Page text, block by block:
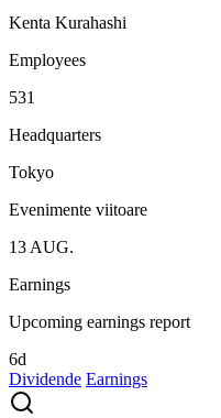
Kenta Kurahashi
Employees
531
Headquarters
Tokyo
Evenimente viitoare
13 AUG.
Earnings
Upcoming earnings report
6d
Dividende Earnings